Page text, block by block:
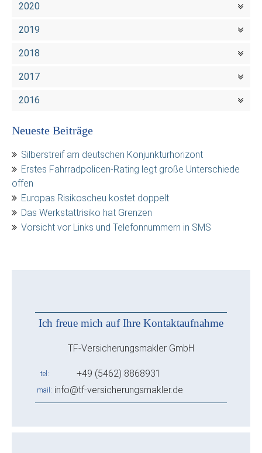
2020
2019
2018
2017
2016
Neueste Beiträge
Silberstreif am deutschen Konjunkturhorizont
Erstes Fahrradpolicen-Rating legt große Unterschiede
offen
Europas Risikoscheu kostet doppelt
Das Werkstattrisiko hat Grenzen
Vorsicht vor Links und Telefonnummern in SMS
Ich freue mich auf Ihre Kontaktaufnahme
TF-Versicherungsmakler GmbH
tel +49 (5462) 8868931
mail info@tf-versicherungsmakler.de